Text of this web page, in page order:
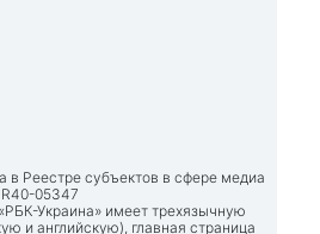
в Реестре субъектов в сфере медиа
05347
Украина» имеет трехязычную
и английскую), главная страница